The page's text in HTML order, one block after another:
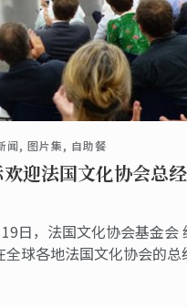
闻, 图片集, 自助餐
迎法国文化协会总
日，法国文化协会基金会
全球各地法国文化协会的总